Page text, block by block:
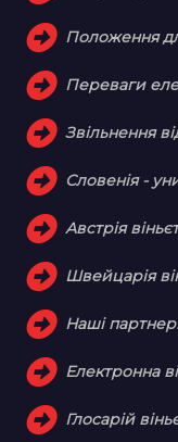
Положення
Переваги
Звільнення
Словенія -
Австрія
Швейцарія
Наші
Електронна
Глосарій